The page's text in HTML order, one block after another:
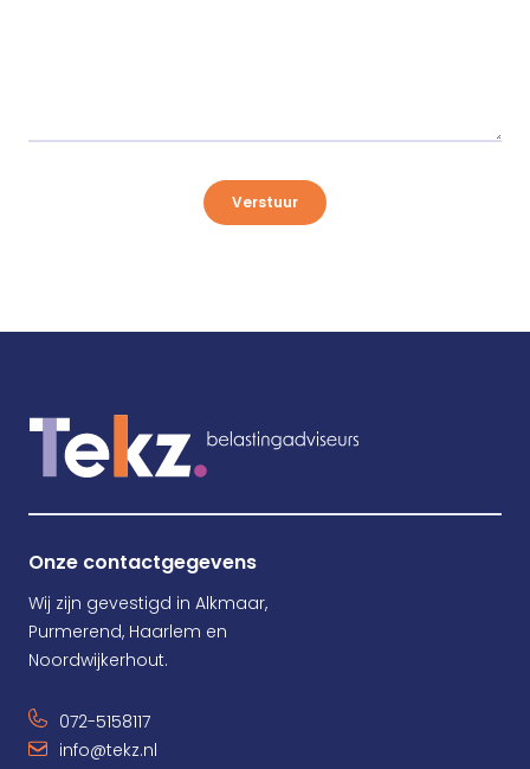
Verstuur
Onze contactgegevens
Wij zijn gevestigd in Alkmaar,
Purmerend, Haarlem en
Noordwijkerhout.
072-5158117
info@tekz.nl